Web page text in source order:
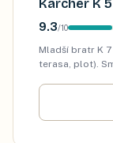
Kärcher K
9.3/10
Mladší bratr K
terasa, plot).
dávat 13 tisíc.